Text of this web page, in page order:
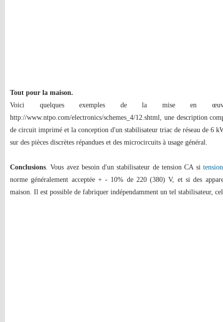
Tout pour la maison.
Voici quelques exemples de la mise en
http://www.ntpo.com/electronics/schemes_4/12.shtml, une description
de circuit imprimé et la conception d'un stabilisateur triac de réseau de 6
sur des pièces discrètes répandues et des microcircuits à usage général.
Conclusions. Vous avez besoin d'un stabilisateur de tension CA si
norme généralement acceptée + - 10% de 220 (380) V, et si des
maison. Il est possible de fabriquer indépendamment un tel stabilisateur,